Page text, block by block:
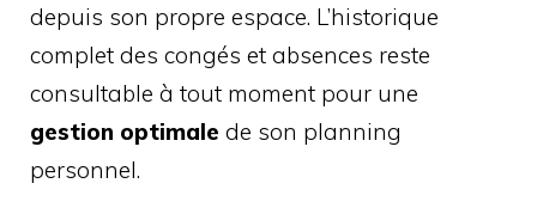
depuis son propre espace. L’historique
complet des congés et absences reste
consultable à tout moment pour une
gestion optimale de son planning
personnel.